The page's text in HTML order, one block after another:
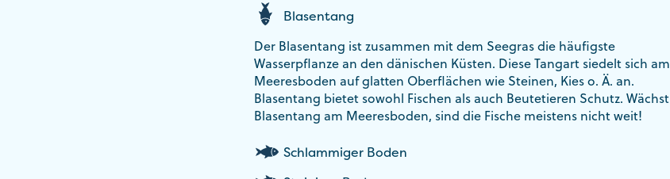
Blasentang
Der Blasentang ist zusammen mit dem Seegras die häufigste
Wasserpflanze an den dänischen Küsten. Diese Tangart siedelt sich am
Meeresboden auf glatten Oberflächen wie Steinen, Kies o. Ä. an.
Blasentang bietet sowohl Fischen als auch Beutetieren Schutz. Wächst
Blasentang am Meeresboden, sind die Fische meistens nicht weit!
Schlammiger Boden